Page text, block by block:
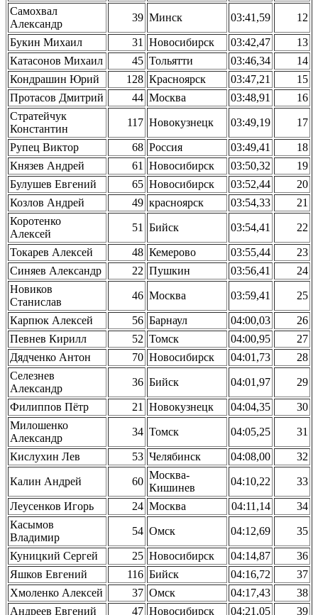
Самохвал
Александр
39 Минск 03:41,59 12
Букин Михаил 31 Новосибирск 03:42,47
13
Катасонов Михаил
45 Тольятти 03:46,34
14
Кондрашин Юрий
128 Красноярск 03:47,21
15
Протасов Дмитрий
44 Москва 03:48,91
16
Стратейчук
Константин
117 Новокузнецк 03:49,19 17
Рупец Виктор 68 Россия 03:49,41
18
Князев Андрей
61 Новосибирск 03:50,32
19
Булушев Евгений
65 Новосибирск 03:52,44
20
Козлов Андрей
49 красноярск 03:54,33
21
Коротенко
Алексей
51 Бийск 03:54,41 22
Токарев Алексей 48 Кемерово 03:55,44
23
Синяев Александр
22 Пушкин 03:56,41
24
Новиков
Станислав
46 Москва 03:59,41 25
Карпюк Алексей 56 Барнаул 04:00,03
26
Певнев Кирилл
52 Томск 04:00,95
27
Дядченко Антон
70 Новосибирск 04:01,73
28
Селезнев
Александр
36 Бийск 04:01,97 29
Филиппов Пётр 21 Новокузнецк 04:04,35
30
Милошенко
Александр
34 Томск 04:05,25 31
Кислухин Лев 53 Челябинск 04:08,00 32
Калин Андрей 60
Москва-
Кишинев
04:10,22 33
Леусенков Игорь 24 Москва 04:11,14
34
Касымов
Владимир
54 Омск 04:12,69 35
Куницкий Сергей 25 Новосибирск 04:14,87
36
Яшков Евгений
116 Бийск 04:16,72
37
Хмоленко Алексей
37 Омск 04:17,43
38
Андреев Евгений
47 Новосибирск 04:21,05
39